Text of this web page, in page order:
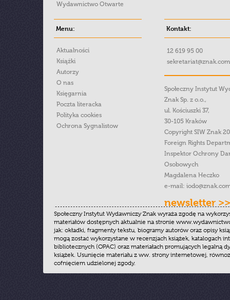
Wydawnictwo Otwarte
Menu:
Aktualności
Książki
Autorzy
O nas
Księgarnia
Poczta literacka
Polityka cookies
Ochrona Sygnalistow
Kontakt:
12 619 95 00
Społeczny Instytut
Znak Sp. z o.o.,
ul. Kościuszki 37,
30-105 Kraków
Copyright SIW Znak
Foreign Rights
Inspektor Ochrony
Osobowych
Magdalena Heczko
e-mail:
newsletter >>
Społeczny Instytut Wydawniczy Znak wyraża zgodę na
materiałów dostępnych aktualnie na stronie
jak: okładki, fragmenty tekstu, biogramy autorów oraz opisy
mogą zostać wykorzystane w recenzjach książek, katalogach
bibliotecznych (OPAC) oraz materiałach promujących legalną
książek. Usunięcie materiału z ww. strony internetowej,
cofnięciem udzielonej zgody.